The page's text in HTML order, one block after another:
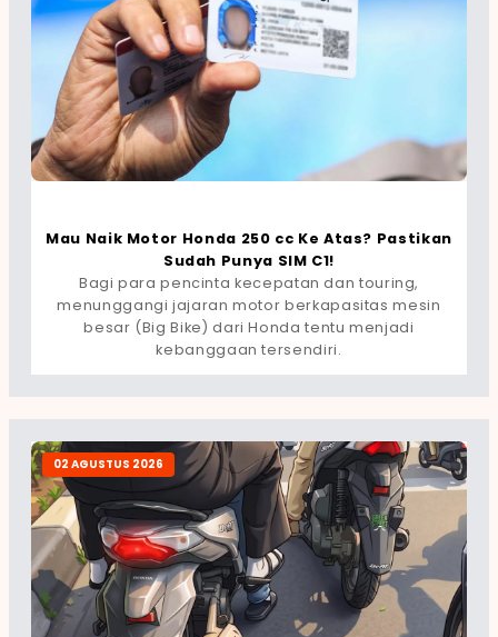
Mau Naik Motor Honda 250 cc Ke Atas? Pastikan
Sudah Punya SIM C1!
Bagi para pencinta kecepatan dan touring,
menunggangi jajaran motor berkapasitas mesin
besar (Big Bike) dari Honda tentu menjadi
kebanggaan tersendiri.
02 AGUSTUS 2026